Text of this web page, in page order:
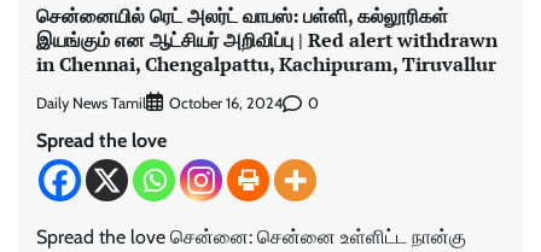
சென்னையில் ரெட் அலர்ட் வாபஸ்: பள்ளி, கல்லூரிகள்
இயங்கும் என ஆட்சியர் அறிவிப்பு | Red alert withdrawn
in Chennai, Chengalpattu, Kachipuram, Tiruvallur
Daily News Tamil October 16, 2024 0
Spread the love
Spread the love சென்னை: சென்னை உள்ளிட்ட நான்கு